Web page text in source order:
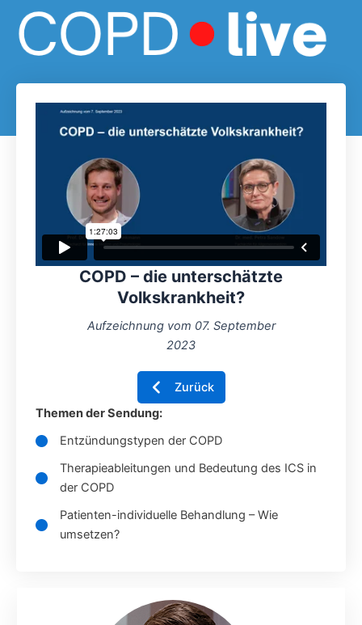
Inhalt
springen
COPD – die unterschätzte
Volkskrankheit?
Aufzeichnung vom 07. September
2023
Zurück
Themen der Sendung:
Entzündungstypen der COPD
Therapieableitungen und Bedeutung des ICS in
der COPD
Patienten-individuelle Behandlung – Wie
umsetzen?